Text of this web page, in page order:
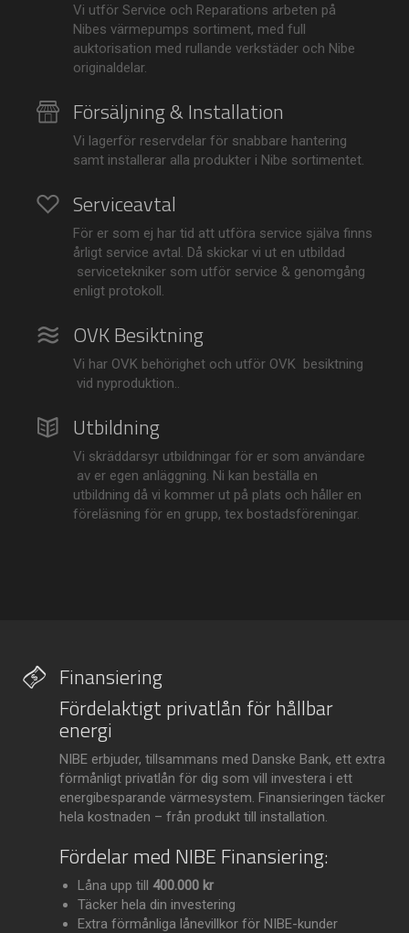
Vi utför Service och Reparations arbeten på
Nibes värmepumps sortiment, med full
auktorisation med rullande verkstäder och Nibe
originaldelar.
Försäljning & Installation
Vi lagerför reservdelar för snabbare hantering
samt installerar alla produkter i Nibe sortimentet.
Serviceavtal
För er som ej har tid att utföra service själva finns
årligt service avtal. Då skickar vi ut en utbildad
servicetekniker som utför service & genomgång
enligt protokoll.
OVK Besiktning
Vi har OVK behörighet och utför OVK besiktning
vid nyproduktion..
Utbildning
Vi skräddarsyr utbildningar för er som användare
av er egen anläggning. Ni kan beställa en
utbildning då vi kommer ut på plats och håller en
föreläsning för en grupp, tex bostadsföreningar.
Finansiering
Fördelaktigt privatlån för hållbar
energi
NIBE erbjuder, tillsammans med Danske Bank, ett extra
förmånligt privatlån för dig som vill investera i ett
energibesparande värmesystem. Finansieringen täcker
hela kostnaden – från produkt till installation.
Fördelar med NIBE Finansiering:
Låna upp till 400.000 kr
Täcker hela din investering
Extra förmånliga lånevillkor för NIBE-kunder